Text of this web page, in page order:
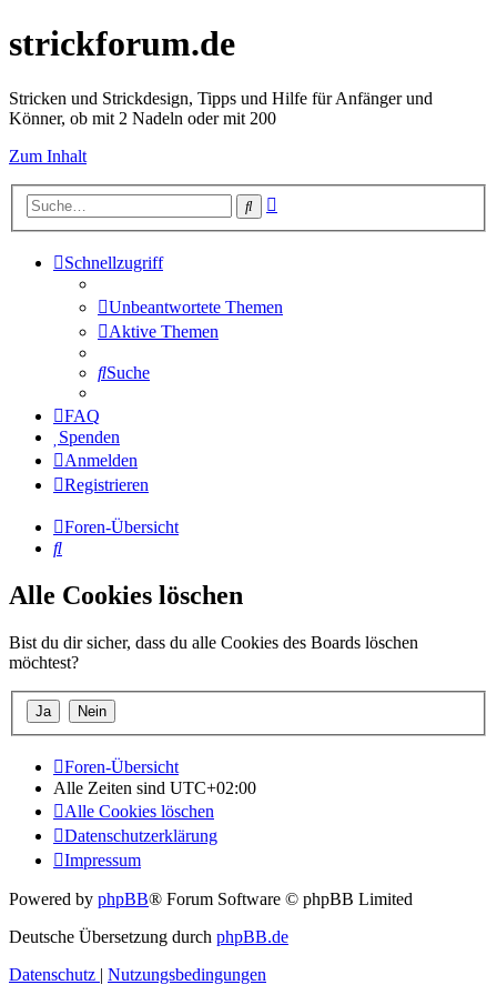
strickforum.de
Stricken und Strickdesign, Tipps und Hilfe für Anfänger und
Könner, ob mit 2 Nadeln oder mit 200
Zum Inhalt
Suche
Schnellzugriff
Unbeantwortete Themen
Aktive Themen
Suche
FAQ
Spenden
Anmelden
Registrieren
Foren-Übersicht
Suche
Alle Cookies löschen
Bist du dir sicher, dass du alle Cookies des Boards löschen
möchtest?
Foren-Übersicht
Alle Zeiten sind UTC+02:00
Alle Cookies löschen
Datenschutzerklärung
Impressum
Powered by phpBB® Forum Software © phpBB Limited
Deutsche Übersetzung durch phpBB.de
Datenschutz | Nutzungsbedingungen